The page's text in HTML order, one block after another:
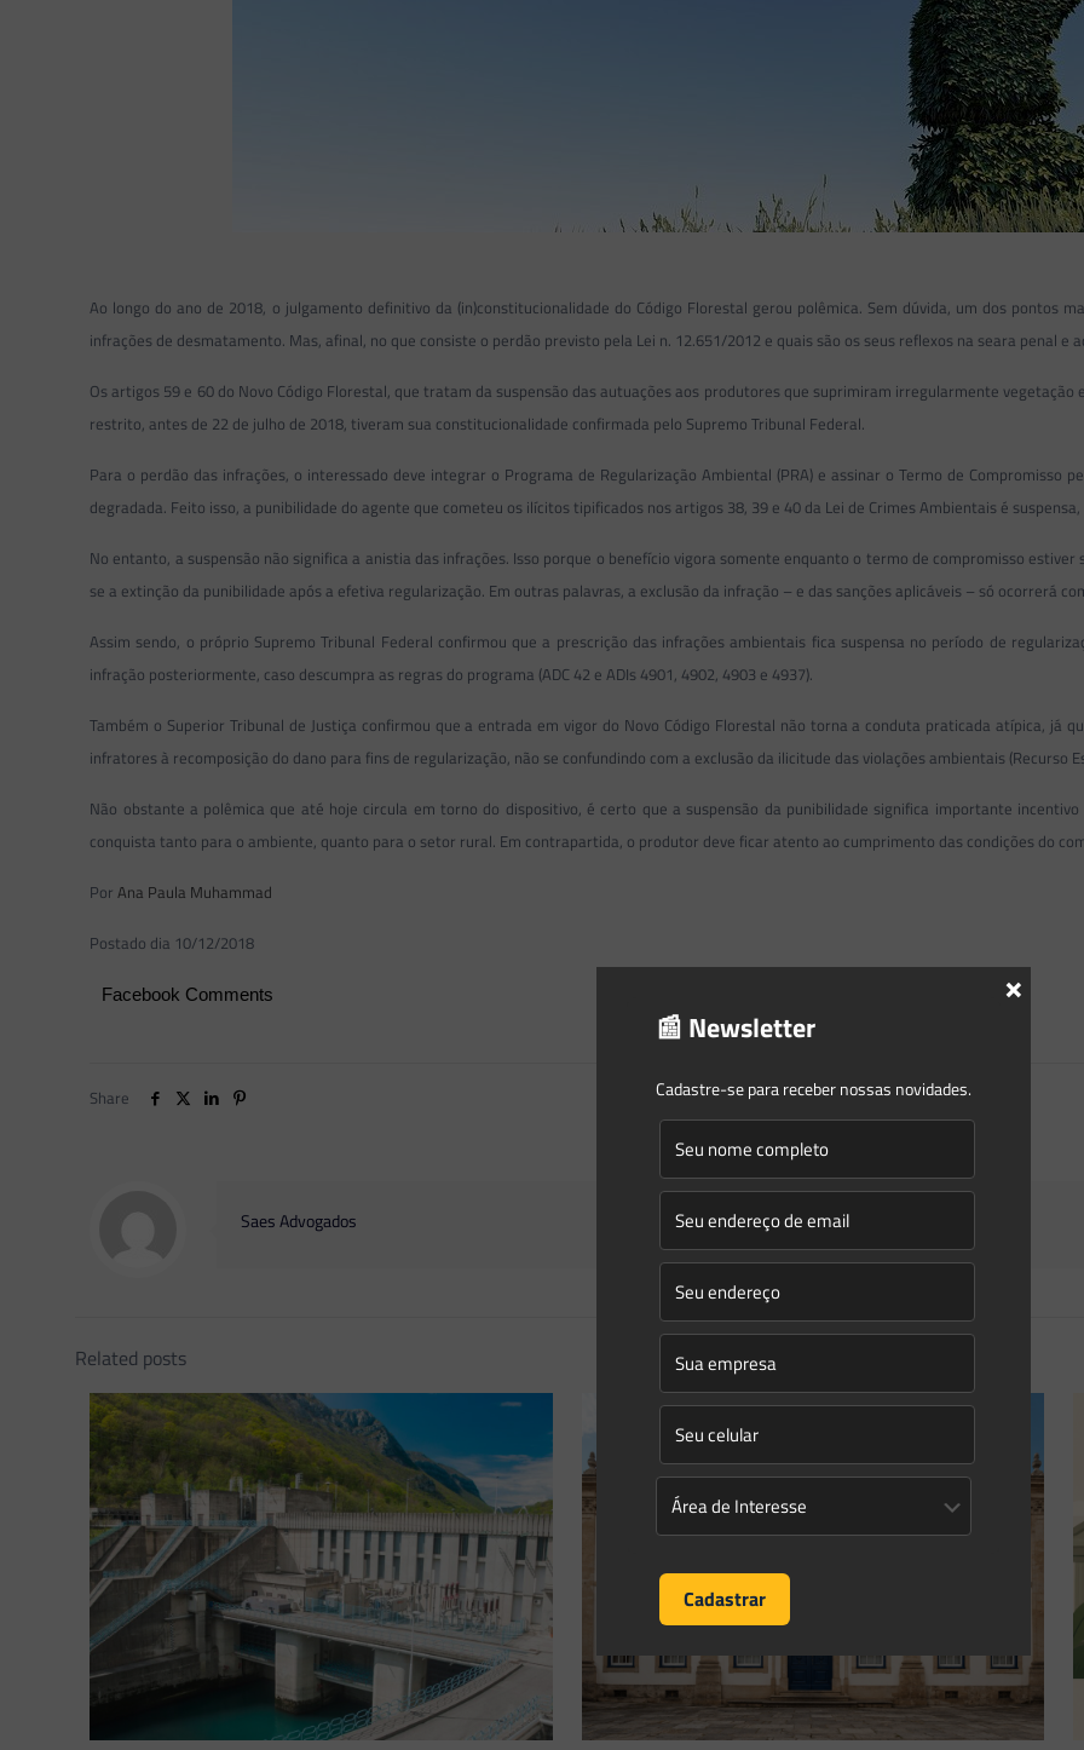
Ao longo do ano de 2018, o julgamento definitivo da (in)constitucionalidade do Código Florestal gerou polêmica. Sem dúvida, um dos pontos
infrações de desmatamento. Mas, afinal, no que consiste o perdão previsto pela Lei n. 12.651/2012 e quais são os seus reflexos na seara penal e
Os artigos 59 e 60 do Novo Código Florestal, que tratam da suspensão das autuações aos produtores que suprimiram irregularmente
restrito, antes de 22 de julho de 2018, tiveram sua constitucionalidade confirmada pelo Supremo Tribunal Federal.
Para o perdão das infrações, o interessado deve integrar o Programa de Regularização Ambiental (PRA) e assinar o Termo de
degradada. Feito isso, a punibilidade do agente que cometeu os ilícitos tipificados nos artigos 38, 39 e 40 da Lei de Crimes Ambientais é
No entanto, a suspensão não significa a anistia das infrações. Isso porque o benefício vigora somente enquanto o termo de compromisso
se a extinção da punibilidade após a efetiva regularização. Em outras palavras, a exclusão da infração – e das sanções aplicáveis – só ocorrerá
Assim sendo, o próprio Supremo Tribunal Federal confirmou que a prescrição das infrações ambientais fica suspensa no período de
infração posteriormente, caso descumpra as regras do programa (ADC 42 e ADIs 4901, 4902, 4903 e 4937).
Também o Superior Tribunal de Justiça confirmou que a entrada em vigor do Novo Código Florestal não torna a conduta praticada atípica, já
infratores à recomposição do dano para fins de regularização, não se confundindo com a exclusão da ilicitude das violações ambientais (Recurso
Não obstante a polêmica que até hoje circula em torno do dispositivo, é certo que a suspensão da punibilidade significa importante
conquista tanto para o ambiente, quanto para o setor rural. Em contrapartida, o produtor deve ficar atento ao cumprimento das condições do
PorAna Paula Muhammad
Postado dia 10/12/2018
Facebook Comments
Share
Saes Advogados
Related posts
📰 Newsletter
Cadastre-se para receber nossas novidades.
×